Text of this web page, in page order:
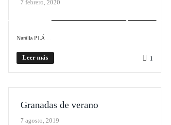
7 febrero, 2020
Natàlia PLÁ ...
Leer más 1
Granadas de verano
7 agosto, 2019